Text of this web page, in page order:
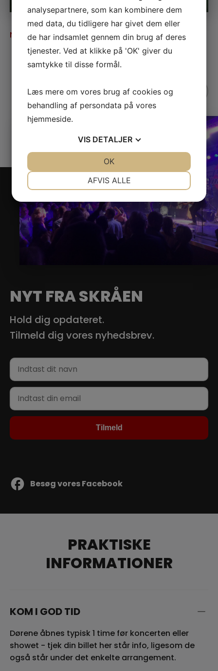
NOV SØREN HUSS
Ledige billetter
NYT FRA SKRÅEN
Hold dig opdateret.
Tilmeld dig vores nyhedsbrev.
Besøg vores Facebook
PRAKTISKE
INFORMATIONER
KOM I GOD TID
Dørene åbnes typisk 1 time før koncerten eller
showet - tjek din billet her står info, ligesom de
også står under det enkelte arrangement.
analysepartnere, som kan kombinere dem
med data, du tidligere har givet dem eller
de har indsamlet gennem din brug af deres
tjenester. Ved at klikke på 'OK' giver du
samtykke til disse formål.
Læs mere om vores brug af cookies og
behandling af persondata på vores
hjemmeside.
VIS DETALJER
MARKETING STATISTIK
AFVIS ALLE
OK